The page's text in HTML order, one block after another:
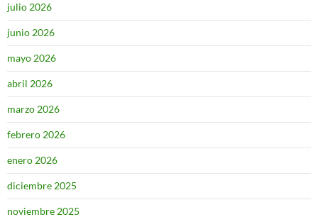
julio 2026
junio 2026
mayo 2026
abril 2026
marzo 2026
febrero 2026
enero 2026
diciembre 2025
noviembre 2025